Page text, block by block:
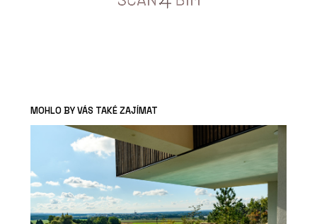
MOHLO BY VÁS TAKÉ ZAJÍMAT